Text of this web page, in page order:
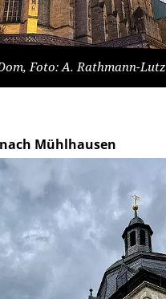
Foto: A. Rathmann-Lutz
Mühlhausen